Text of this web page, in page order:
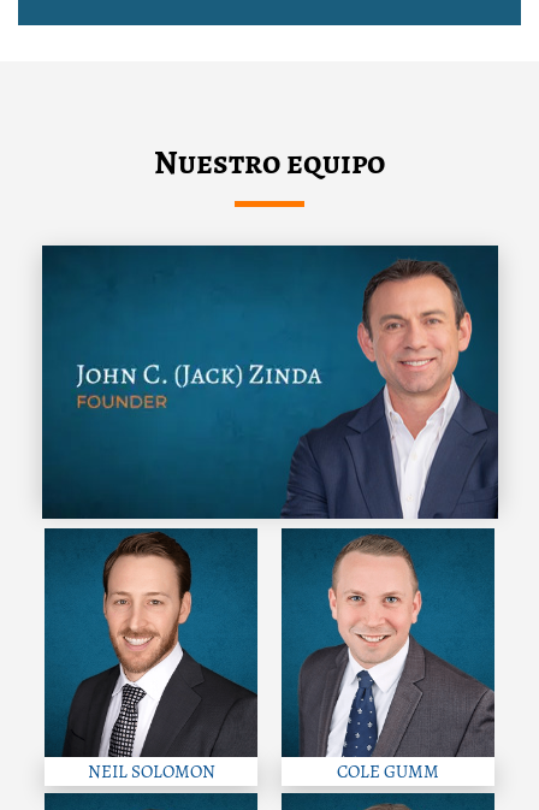
Nuestro equipo
NEIL SOLOMON COLE GUMM